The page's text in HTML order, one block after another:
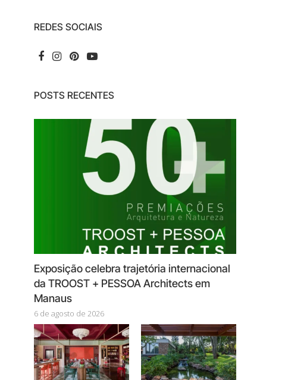
REDES SOCIAIS
POSTS RECENTES
Exposição celebra trajetória internacional
da TROOST + PESSOA Architects em
Manaus
6 de agosto de 2026